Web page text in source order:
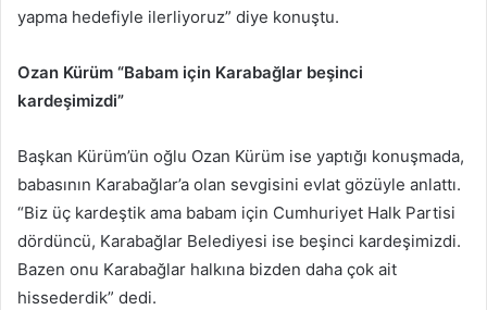
yapma hedefiyle ilerliyoruz” diye konuştu.
Ozan Kürüm “Babam için Karabağlar beşinci
kardeşimizdi”
Başkan Kürüm’ün oğlu Ozan Kürüm ise yaptığı konuşmada,
babasının Karabağlar’a olan sevgisini evlat gözüyle anlattı.
“Biz üç kardeştik ama babam için Cumhuriyet Halk Partisi
dördüncü, Karabağlar Belediyesi ise beşinci kardeşimizdi.
Bazen onu Karabağlar halkına bizden daha çok ait
hissederdik” dedi.